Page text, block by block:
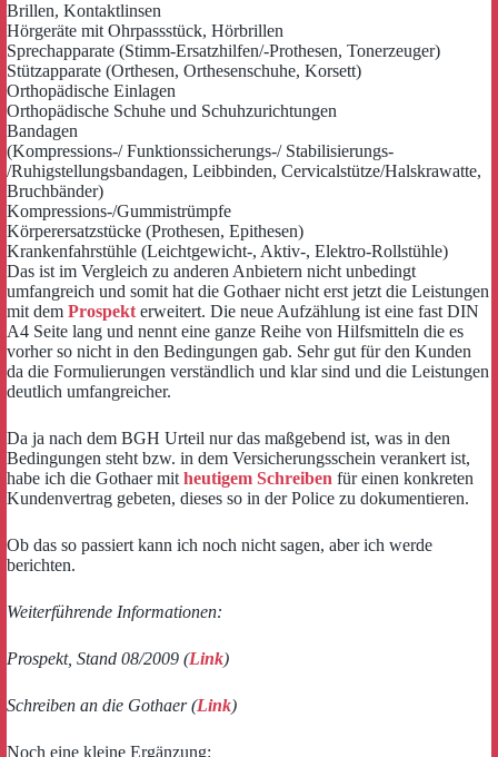
Brillen, Kontaktlinsen
Hörgeräte mit Ohrpassstück, Hörbrillen
Sprechapparate (Stimm-Ersatzhilfen/-Prothesen, Tonerzeuger)
Stützapparate (Orthesen, Orthesenschuhe, Korsett)
Orthopädische Einlagen
Orthopädische Schuhe und Schuhzurichtungen
Bandagen
(Kompressions-/ Funktionssicherungs-/ Stabilisierungs-
/Ruhigstellungsbandagen, Leibbinden, Cervicalstütze/Halskrawatte,
Bruchbänder)
Kompressions-/Gummistrümpfe
Körperersatzstücke (Prothesen, Epithesen)
Krankenfahrstühle (Leichtgewicht-, Aktiv-, Elektro-Rollstühle)
Das ist im Vergleich zu anderen Anbietern nicht unbedingt
umfangreich und somit hat die Gothaer nicht erst jetzt die Leistungen
mit dem Prospekt erweitert. Die neue Aufzählung ist eine fast DIN
A4 Seite lang und nennt eine ganze Reihe von Hilfsmitteln die es
vorher so nicht in den Bedingungen gab. Sehr gut für den Kunden
da die Formulierungen verständlich und klar sind und die Leistungen
deutlich umfangreicher.
Da ja nach dem BGH Urteil nur das maßgebend ist, was in den
Bedingungen steht bzw. in dem Versicherungsschein verankert ist,
habe ich die Gothaer mit heutigem Schreiben für einen konkreten
Kundenvertrag gebeten, dieses so in der Police zu dokumentieren.
Ob das so passiert kann ich noch nicht sagen, aber ich werde
berichten.
Weiterführende Informationen:
Prospekt, Stand 08/2009 (Link)
Schreiben an die Gothaer (Link)
Noch eine kleine Ergänzung: